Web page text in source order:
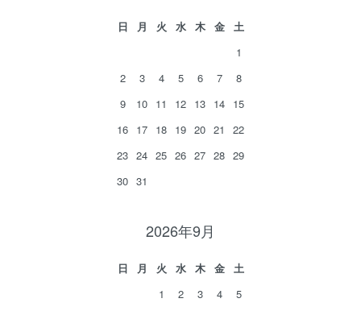
日 月 火 水 木 金
土
1
2
3 4 5 6 7
8
9
10 11 12 13 14 15
16 17 18 19 20 21
22
23 24 25 26 27 28 29
30 31
2026年9月
日 月 火 水 木 金
土
1
2 3 4
5